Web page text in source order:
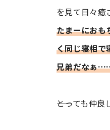
を見て日々
たまーにおも
く同じ寝相で
兄弟だなぁ
――とっても仲